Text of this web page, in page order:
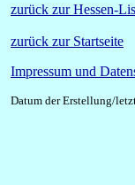
zurück zur Hessen-
zurück zur Startseite
Impressum und
Datum der Erstellung/